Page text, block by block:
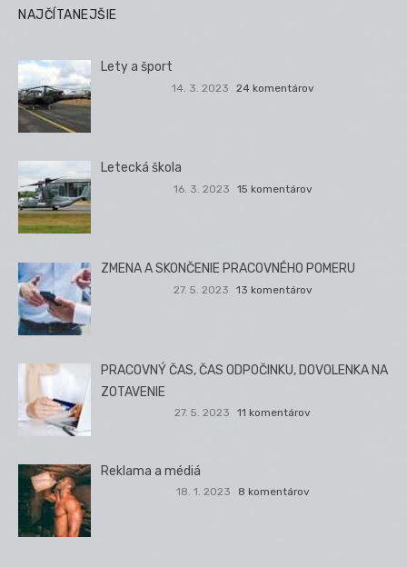
NAJČÍTANEJŠIE
Lety a šport
14. 3. 2023 24 komentárov
Letecká škola
16. 3. 2023 15 komentárov
ZMENA A SKONČENIE PRACOVNÉHO POMERU
27. 5. 2023 13 komentárov
PRACOVNÝ ČAS, ČAS ODPOČINKU, DOVOLENKA NA
ZOTAVENIE
27. 5. 2023 11 komentárov
Reklama a médiá
18. 1. 2023 8 komentárov